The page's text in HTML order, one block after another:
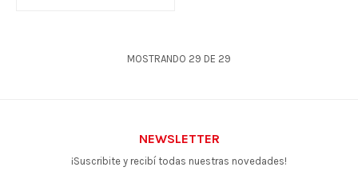
MOSTRANDO 29 DE 29
NEWSLETTER
¡Suscribite y recibí todas nuestras novedades!